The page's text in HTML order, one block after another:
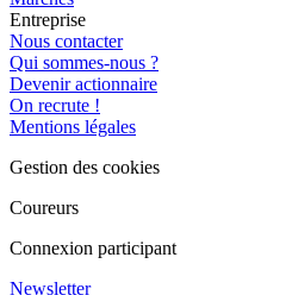
Entreprise
Nous contacter
Qui sommes-nous ?
Devenir actionnaire
On recrute !
Mentions légales
Gestion des cookies
Coureurs
Connexion participant
Newsletter